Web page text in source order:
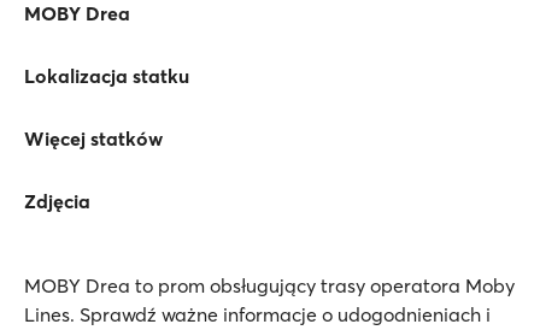
MOBY Drea
Lokalizacja statku
Więcej statków
Zdjęcia
MOBY Drea to prom obsługujący trasy operatora Moby
Lines. Sprawdź ważne informacje o udogodnieniach i